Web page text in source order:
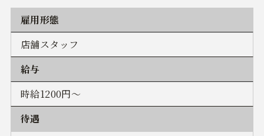
雇用形態
店舗スタッフ
給与
時給1200円～
待遇